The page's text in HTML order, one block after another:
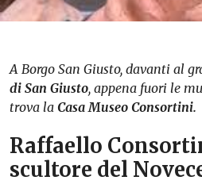
A Borgo San Giusto, davanti al
di San Giusto, appena fuori le
trova la Casa Museo Consortini.
Raffaello
scultore del